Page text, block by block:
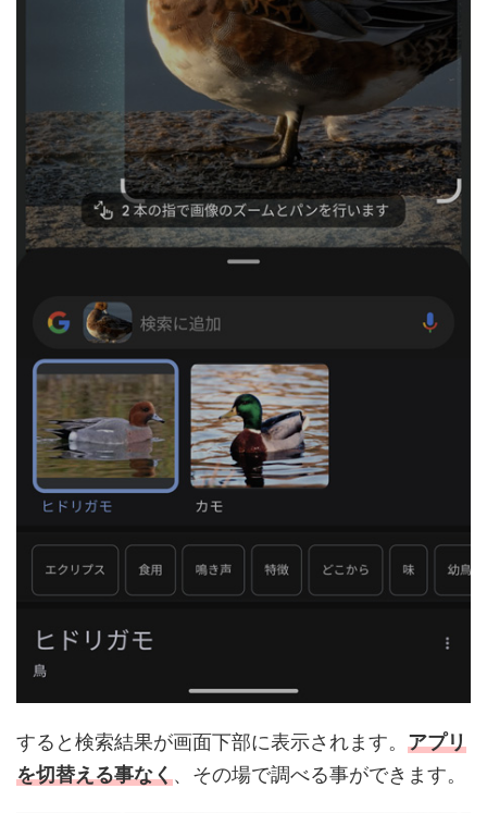
すると検索結果が画面下部に表示されます。 アプリ
を切替える事なく、その場で調べる事ができます。